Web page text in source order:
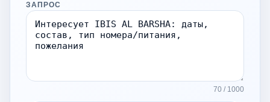
ЗАПРОС
70 / 1000